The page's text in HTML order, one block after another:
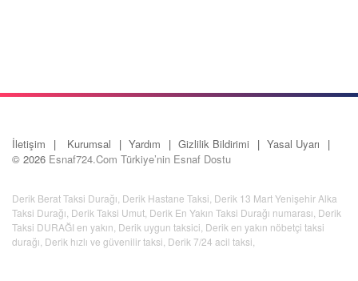
İletişim Kurumsal Yardım Gizlilik Bildirimi
Yasal Uyarı
© 2026 Esnaf724.Com Türkiye’nin Esnaf Dostu
Derik Berat Taksi Durağı Derik Hastane Taksi Derik 13 Mart Yenişehir Alka
Taksi Durağı Derik Taksi Umut Derik En Yakın Taksi Durağı numarası Derik
Taksi DURAĞI en yakın Derik uygun taksici Derik en yakın nöbetçi taksi
durağı Derik hızlı ve güvenilir taksi Derik 7/24 acil taksi